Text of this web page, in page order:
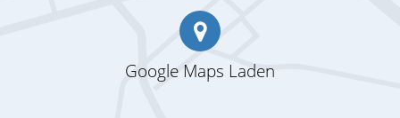
Google Maps Laden